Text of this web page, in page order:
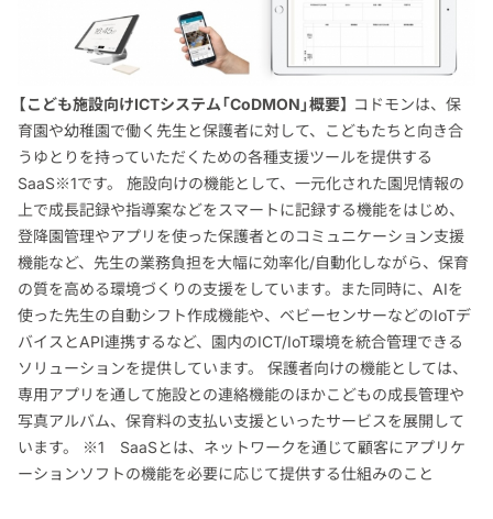
【こども施設向けICTシステム「CoDMON」概要】 コドモンは、保
育園や幼稚園で働く先生と保護者に対して、こどもたちと向き合
うゆとりを持っていただくための各種支援ツールを提供する
SaaS※1です。 施設向けの機能として、一元化された園児情報の
上で成長記録や指導案などをスマートに記録する機能をはじめ、
登降園管理やアプリを使った保護者とのコミュニケーション支援
機能など、先生の業務負担を大幅に効率化/自動化しながら、保育
の質を高める環境づくりの支援をしています。また同時に、AIを
使った先生の自動シフト作成機能や、ベビーセンサーなどのIoTデ
バイスとAPI連携するなど、園内のICT/IoT環境を統合管理できる
ソリューションを提供しています。 保護者向けの機能としては、
専用アプリを通して施設との連絡機能のほかこどもの成長管理や
写真アルバム、保育料の支払い支援といったサービスを展開して
います。 ※1 SaaSとは、ネットワークを通じて顧客にアプリケ
ーションソフトの機能を必要に応じて提供する仕組みのこと